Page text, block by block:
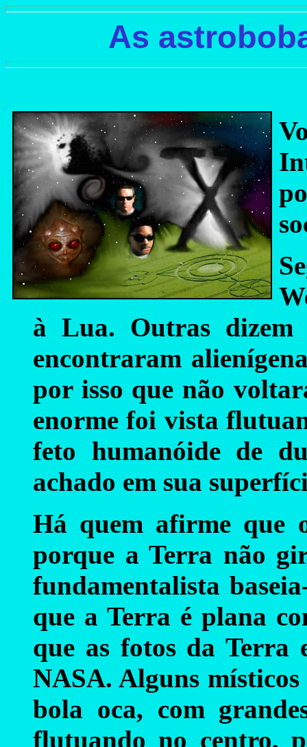
As
à Lua. Outras dizem
encontraram
por isso que não
enorme foi vista
feto humanóide de
achado em sua
Há quem afirme que
porque a Terra não
fundamentalista
que a Terra é plana
que as fotos da Terra
NASA. Alguns
bola oca, com
flutuando no centro,